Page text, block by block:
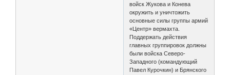
войск Жукова и Конева
окружить и уничтожить
основные силы группы армий
«Центр» вермахта.
Поддержать действия
главных группировок должны
были войска Северо-
Западного (командующий
Павел Курочкин) и Брянского